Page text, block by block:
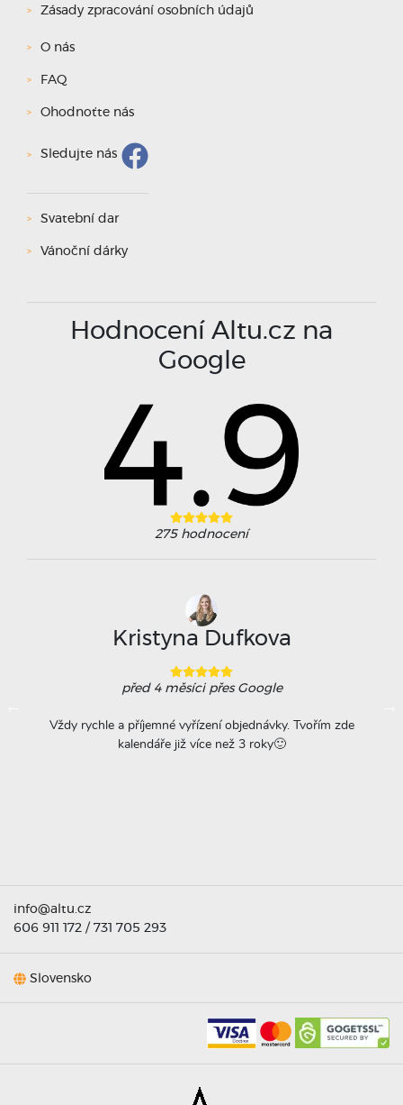
Zásady zpracování osobních údajů
O nás
FAQ
Ohodnoťte nás
Sledujte nás
Svatební dar
Vánoční dárky
Hodnocení Altu.cz na
Google
275 hodnocení
Kristyna Dufkova
před 4 měsícipřes Google
Vždy rychle a příjemné vyřízení objednávky. Tvořím zde
kalendáře již více než 3 roky🙂
info@altu.cz
606 911 172 / 731 705 293
Slovensko